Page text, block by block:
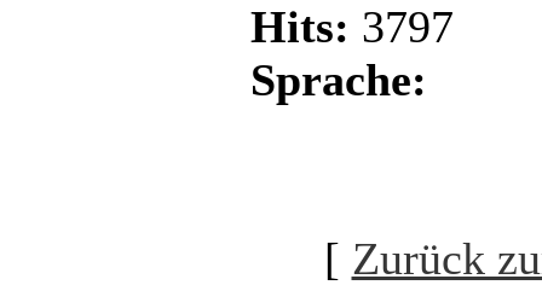
Hits: 3797
Sprache:
[ Zurück